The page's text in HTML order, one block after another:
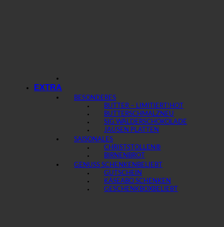
EXTRA
BESONDERES
BUTTER – LIMITIERT!
BUTTERSCHMALZ
SIG WÄLDERSCHOKOLADE
JAUSEN PLATTEN
SAISONALES
CHRISTSTOLLEN®
BIRNENBROT
GENUSS SCHENKEN
GUTSCHEIN
KÄSEABO SCHENKEN
GESCHENKBOX